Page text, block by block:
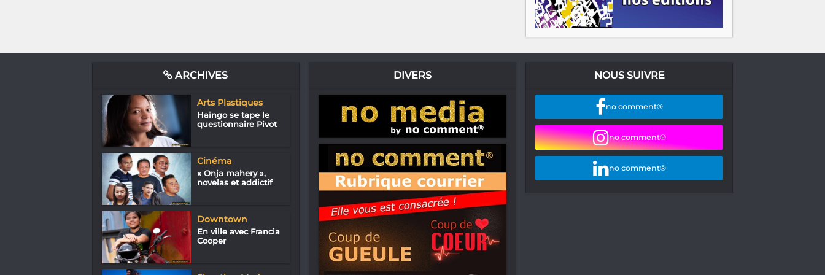
ARCHIVES
Arts Plastiques
Haingo se tape le
questionnaire Pivot
Cinéma
« Onja mahery »,
novelas et addictif
Downtown
En ville avec Francia
Cooper
DIVERS NOUS SUIVRE
no comment®
no comment®
no comment®